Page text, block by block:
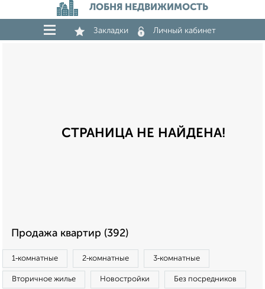
ЛОБНЯ НЕДВИЖИМОСТЬ
Закладки Личный кабинет
СТРАНИЦА НЕ НАЙДЕНА!
Продажа квартир (392)
1‑комнатные 2‑комнатные 3‑комнатные
Вторичное жилье Новостройки Без посредников